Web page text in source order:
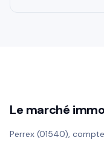
Le marché
Perrex (01540), compte